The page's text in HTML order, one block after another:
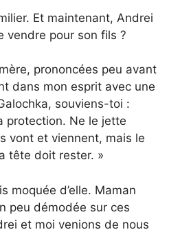
Et maintenant, Andrei
vendre pour son fils ?
prononcées peu avant
dans mon esprit avec une
souviens-toi :
protection. Ne le jette
vont et viennent, mais le
tête doit rester. »
moquée d’elle. Maman
peu démodée sur ces
et moi venions de nous